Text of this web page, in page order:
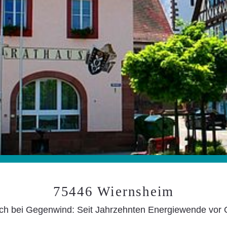
75446 Wiernsheim
bei Gegenwind: Seit Jahrzehnten Energiewende vor